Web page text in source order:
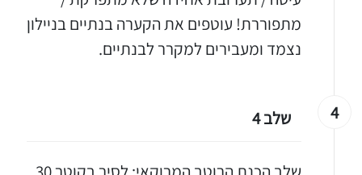
מתפוררת! עוטפים את הקערה בנתיים בניילון
נצמד ומעבירים למקרר לבנתיים.
4 שלב 4